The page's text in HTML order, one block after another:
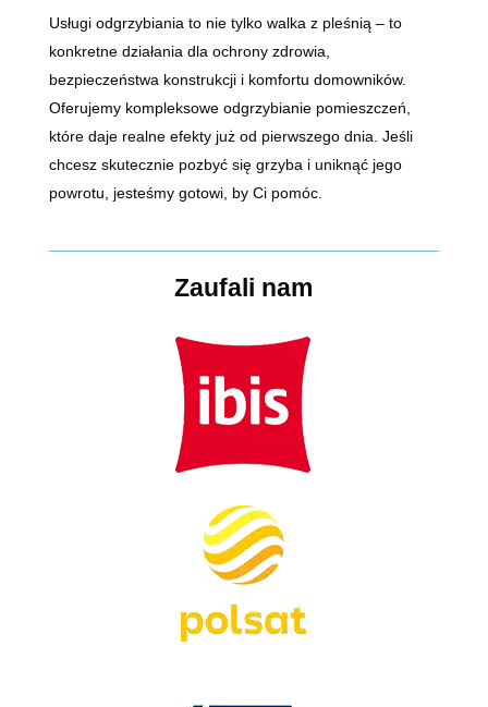
Usługi odgrzybiania to nie tylko walka z pleśnią – to
konkretne działania dla ochrony zdrowia,
bezpieczeństwa konstrukcji i komfortu domowników.
Oferujemy kompleksowe odgrzybianie pomieszczeń,
które daje realne efekty już od pierwszego dnia. Jeśli
chcesz skutecznie pozbyć się grzyba i uniknąć jego
powrotu, jesteśmy gotowi, by Ci pomóc.
Zaufali nam